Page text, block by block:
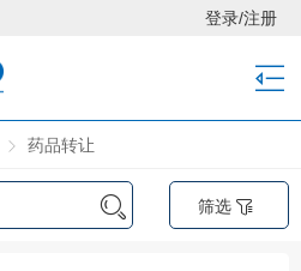
登录/注册
药品转让
筛选